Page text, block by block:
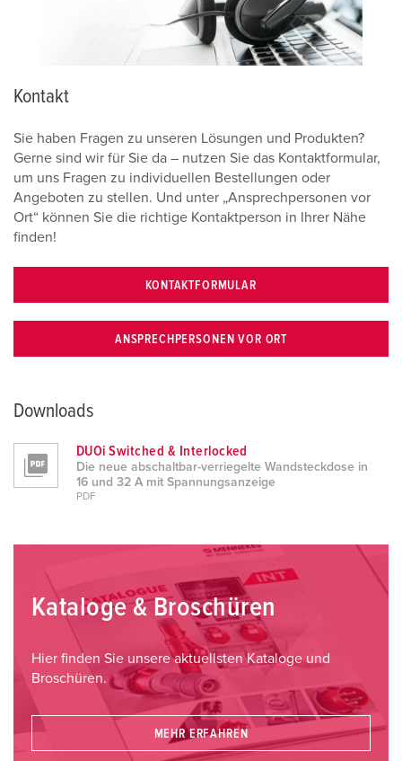
Kontakt
Sie haben Fragen zu unseren Lösungen und Produkten?
Gerne sind wir für Sie da – nutzen Sie das Kontaktformular,
um uns Fragen zu individuellen Bestellungen oder
Angeboten zu stellen. Und unter „Ansprechpersonen vor
Ort“ können Sie die richtige Kontaktperson in Ihrer Nähe
finden!
KONTAKTFORMULAR
ANSPRECHPERSONEN VOR ORT
Downloads
DUOi Switched & Interlocked
Die neue abschaltbar-verriegelte Wandsteckdose in
16 und 32 A mit Spannungsanzeige
PDF
Kataloge & Broschüren
Hier finden Sie unsere aktuellsten Kataloge und
Broschüren.
MEHR ERFAHREN